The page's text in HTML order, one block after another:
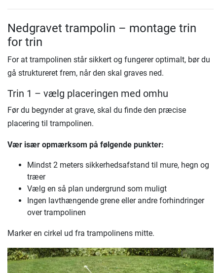
Nedgravet trampolin – montage trin
for trin
For at trampolinen står sikkert og fungerer optimalt, bør du
gå struktureret frem, når den skal graves ned.
Trin 1 – vælg placeringen med omhu
Før du begynder at grave, skal du finde den præcise
placering til trampolinen.
Vær især opmærksom på følgende punkter:
Mindst 2 meters sikkerhedsafstand til mure, hegn og
træer
Vælg en så plan undergrund som muligt
Ingen lavthængende grene eller andre forhindringer
over trampolinen
Marker en cirkel ud fra trampolinens mitte.